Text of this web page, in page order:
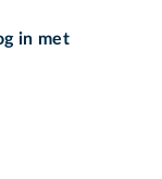
in met